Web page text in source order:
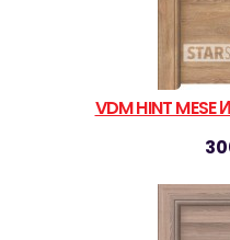
VDM HINT